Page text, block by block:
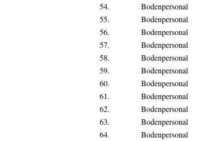
54.
Bodenpersonal
55.
Bodenpersonal
56.
Bodenpersonal
57.
Bodenpersonal
58.
Bodenpersonal
59.
Bodenpersonal
60.
Bodenpersonal
61.
Bodenpersonal
62.
Bodenpersonal
63.
Bodenpersonal
64.
Bodenpersonal